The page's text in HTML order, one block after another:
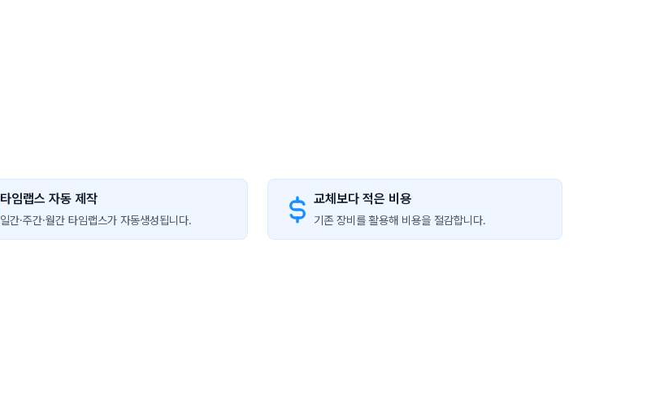
타임랩스 자동 제작
일간·주간·월간 타임랩스가 자동생성됩니다.
교체보다 적은 비용
기존 장비를 활용해 비용을 절감합니다.